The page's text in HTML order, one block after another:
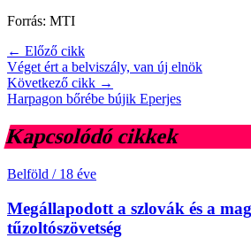
Forrás: MTI
← Előző cikk
Véget ért a belviszály, van új elnök
Következő cikk →
Harpagon bőrébe bújik Eperjes
Kapcsolódó cikkek
Belföld / 18 éve
Megállapodott a szlovák és a
tűzoltószövetség